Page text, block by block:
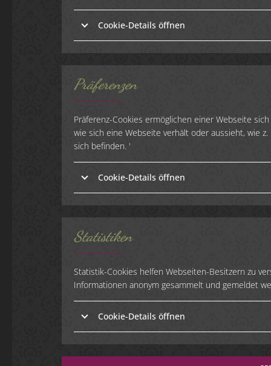
Cookie-Details öffnen
Präferenzen
Präferenz-Cookies ermöglichen einer Webseite
wie sich eine Webseite verhält oder aussieht, wie
sich befinden. '
Cookie-Details öffnen
Statistiken
Statistik-Cookies helfen Webseiten-Besitzern zu
Informationen anonym gesammelt und gemeldet
Cookie-Details öffnen